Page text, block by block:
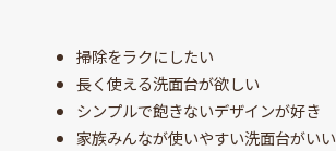
掃除をラクにしたい
長く使える洗面台が欲しい
シンプルで飽きないデザインが好き
家族みんなが使いやすい洗面台がいい